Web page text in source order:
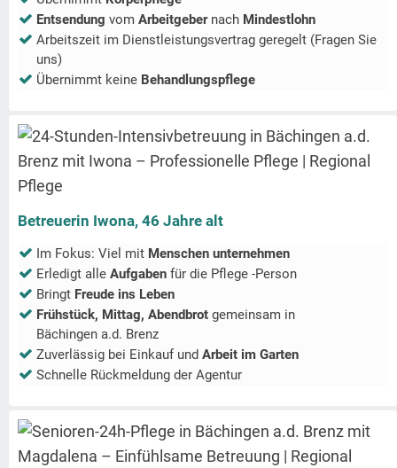
Entsendung vom Arbeitgeber nach Mindestlohn
Arbeitszeit im Dienstleistungsvertrag geregelt (Fragen Sie
uns)
Übernimmt keine Behandlungspflege
Betreuerin Iwona, 46 Jahre alt
Im Fokus: Viel mit Menschen unternehmen
Erledigt alle Aufgaben für die Pflege -Person
Bringt Freude ins Leben
Frühstück, Mittag, Abendbrot gemeinsam in
Bächingen a.d. Brenz
Zuverlässig bei Einkauf und Arbeit im Garten
Schnelle Rückmeldung der Agentur